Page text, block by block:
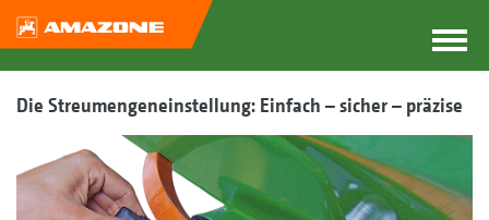
Die Streumengeneinstellung: Einfach – sicher – präzise